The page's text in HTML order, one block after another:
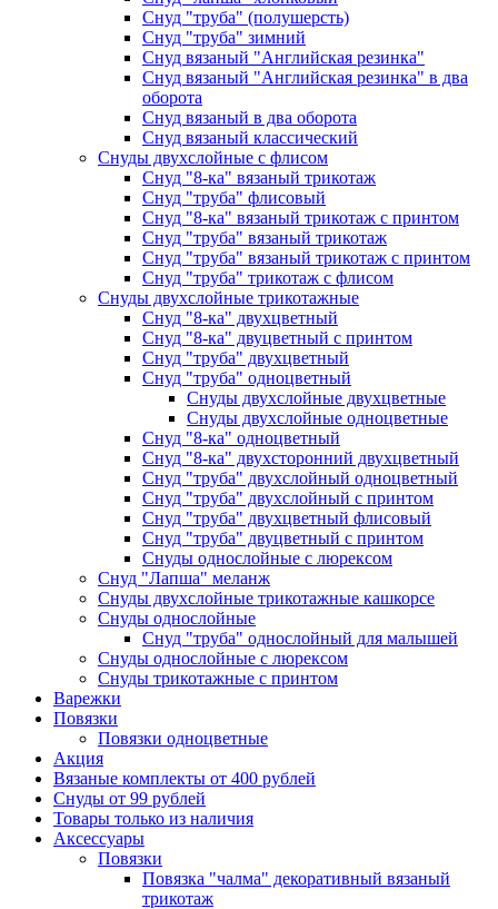
Снуд "труба" (полушерсть)
Снуд "труба" зимний
Снуд вязаный "Английская резинка"
Снуд вязаный "Английская резинка" в два
оборота
Снуд вязаный в два оборота
Снуд вязаный классический
Снуды двухслойные с флисом
Снуд "8-ка" вязаный трикотаж
Снуд "труба" флисовый
Снуд "8-ка" вязаный трикотаж с принтом
Снуд "труба" вязаный трикотаж
Снуд "труба" вязаный трикотаж с принтом
Снуд "труба" трикотаж с флисом
Снуды двухслойные трикотажные
Снуд "8-ка" двухцветный
Снуд "8-ка" двуцветный с принтом
Снуд "труба" двухцветный
Снуд "труба" одноцветный
Снуды двухслойные двухцветные
Снуды двухслойные одноцветные
Снуд "8-ка" одноцветный
Снуд "8-ка" двухсторонний двухцветный
Снуд "труба" двухслойный одноцветный
Снуд "труба" двухслойный с принтом
Снуд "труба" двухцветный флисовый
Снуд "труба" двуцветный с принтом
Снуды однослойные с люрексом
Снуд "Лапша" меланж
Снуды двухслойные трикотажные кашкорсе
Снуды однослойные
Снуд "труба" однослойный для малышей
Снуды однослойные с люрексом
Снуды трикотажные с принтом
Варежки
Повязки
Повязки одноцветные
Акция
Вязаные комплекты от 400 рублей
Снуды от 99 рублей
Товары только из наличия
Аксессуары
Повязки
Повязка "чалма" декоративный вязаный
трикотаж